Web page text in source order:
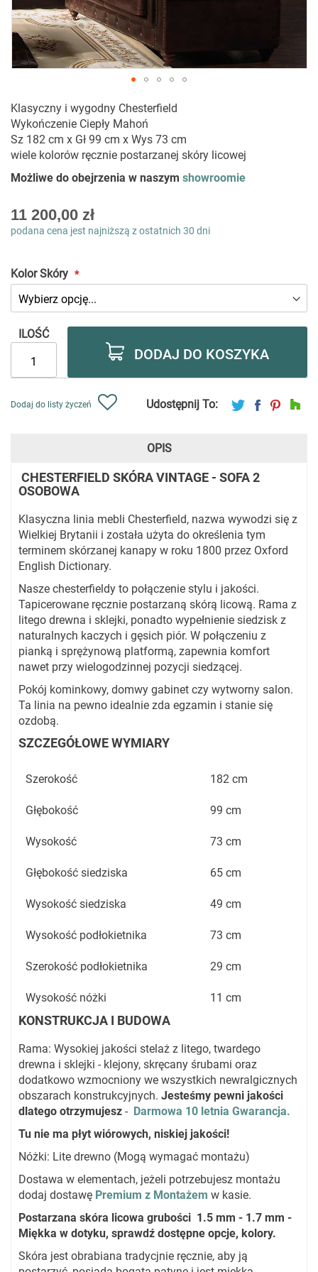
na
początek
galerii
Klasyczny i wygodny Chesterfield
Wykończenie Ciepły Mahoń
Sz 182 cm x Gł 99 cm x Wys 73 cm
wiele kolorów ręcznie postarzanej skóry licowej
Możliwe do obejrzenia w naszym showroomie
As
low
11 200,00 zł
podana cena jest najniższą z ostatnich 30 dni
Kolor Skóry
ILOŚĆ
DODAJ DO KOSZYKA
Dodaj do listy życzeń Udostępnij To:
OPIS
CHESTERFIELD SKÓRA VINTAGE - SOFA 2
OSOBOWA
Klasyczna linia mebli Chesterfield, nazwa wywodzi się z
Wielkiej Brytanii i została użyta do określenia tym
terminem skórzanej kanapy w roku 1800 przez Oxford
English Dictionary.
Nasze chesterfieldy to połączenie stylu i jakości.
Tapicerowane ręcznie postarzaną skórą licową. Rama z
litego drewna i sklejki, ponadto wypełnienie siedzisk z
naturalnych kaczych i gęsich piór. W połączeniu z
pianką i sprężynową platformą, zapewnia komfort
nawet przy wielogodzinnej pozycji siedzącej.
Pokój kominkowy, domwy gabinet czy wytworny salon.
Ta linia na pewno idealnie zda egzamin i stanie się
ozdobą.
SZCZEGÓŁOWE WYMIARY
Szerokość 182 cm
Głębokość 99 cm
Wysokość 73 cm
Głębokość siedziska 65 cm
Wysokość siedziska 49 cm
Wysokość podłokietnika 73 cm
Szerokość podłokietnika 29 cm
Wysokość nóżki 11 cm
KONSTRUKCJA I BUDOWA
Rama: Wysokiej jakości stelaż z litego, twardego
drewna i sklejki - klejony, skręcany śrubami oraz
dodatkowo wzmocniony we wszystkich newralgicznych
obszarach konstrukcyjnych. Jesteśmy pewni jakości
dlatego otrzymujesz - Darmowa 10 letnia Gwarancja.
Tu nie ma płyt wiórowych, niskiej jakości!
Nóżki: Lite drewno (Mogą wymagać montażu)
Dostawa w elementach, jeżeli potrzebujesz montażu
dodaj dostawę Premium z Montażem w kasie.
Postarzana skóra licowa grubości 1.5 mm - 1.7 mm -
Miękka w dotyku, sprawdź dostępne opcje, kolory.
Skóra jest obrabiana tradycjnie ręcznie, aby ją